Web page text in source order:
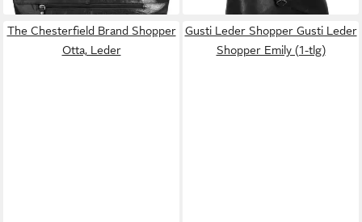
The Chesterfield Brand Shopper
Otta, Leder
Gusti Leder Shopper Gusti Leder
Shopper Emily (1-tlg)